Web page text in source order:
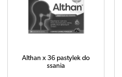
Althan x 36 pastylek do
ssania